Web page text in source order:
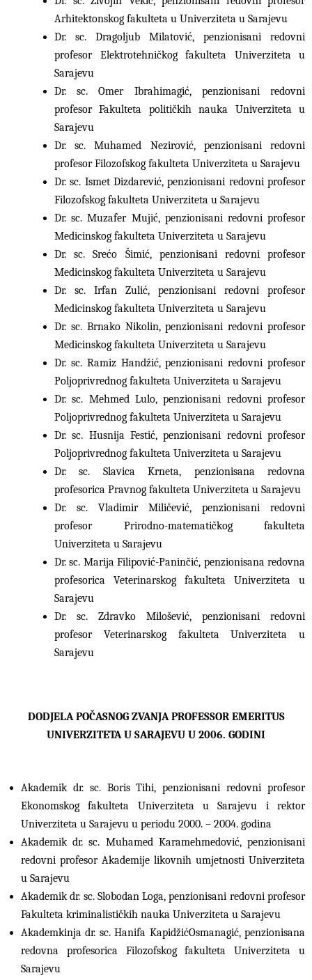
Arhitektonskog fakulteta u Univerziteta u Sarajevu
Dr. sc. Dragoljub Milatović, penzionisani redovni
profesor Elektrotehničkog fakulteta Univerziteta u
Sarajevu
Dr. sc. Omer Ibrahimagić, penzionisani redovni
profesor Fakulteta političkih nauka Univerziteta u
Sarajevu
Dr. sc. Muhamed Nezirović, penzionisani redovni
profesor Filozofskog fakulteta Univerziteta u Sarajevu
Dr. sc. Ismet Dizdarević, penzionisani redovni profesor
Filozofskog fakulteta Univerziteta u Sarajevu
Dr. sc. Muzafer Mujić, penzionisani redovni profesor
Medicinskog fakulteta Univerziteta u Sarajevu
Dr. sc. Srećo Šimić, penzionisani redovni profesor
Medicinskog fakulteta Univerziteta u Sarajevu
Dr. sc. Irfan Zulić, penzionisani redovni profesor
Medicinskog fakulteta Univerziteta u Sarajevu
Dr. sc. Brnako Nikolin, penzionisani redovni profesor
Medicinskog fakulteta Univerziteta u Sarajevu
Dr. sc. Ramiz Handžić, penzionisani redovni profesor
Poljoprivrednog fakulteta Univerziteta u Sarajevu
Dr. sc. Mehmed Lulo, penzionisani redovni profesor
Poljoprivrednog fakulteta Univerziteta u Sarajevu
Dr. sc. Husnija Festić, penzionisani redovni profesor
Poljoprivrednog fakulteta Univerziteta u Sarajevu
Dr. sc. Slavica Krneta, penzionisana redovna
profesorica Pravnog fakulteta Univerziteta u Sarajevu
Dr. sc. Vladimir Miličević, penzionisani redovni
profesor Prirodno-matematičkog fakulteta
Univerziteta u Sarajevu
Dr. sc. Marija Filipović-Paninčić, penzionisana redovna
profesorica Veterinarskog fakulteta Univerziteta u
Sarajevu
Dr. sc. Zdravko Milošević, penzionisani redovni
profesor Veterinarskog fakulteta Univerziteta u
Sarajevu
DODJELA POČASNOG ZVANJA PROFESSOR EMERITUS
UNIVERZITETA U SARAJEVU U 2006. GODINI
Akademik dr. sc. Boris Tihi, penzionisani redovni profesor
Ekonomskog fakulteta Univerziteta u Sarajevu i rektor
Univerziteta u Sarajevu u periodu 2000. – 2004. godina
Akademik dr. sc. Muhamed Karamehmedović, penzionisani
redovni profesor Akademije likovnih umjetnosti Univerziteta
u Sarajevu
Akademik dr. sc. Slobodan Loga, penzionisani redovni profesor
Fakulteta kriminalističkih nauka Univerziteta u Sarajevu
Akademkinja dr. sc. Hanifa KapidžićOsmanagić, penzionisana
redovna profesorica Filozofskog fakulteta Univerziteta u
Sarajevu